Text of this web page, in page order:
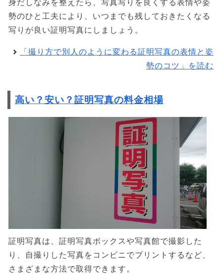
身だしなみを整えたら、写真写りを良くする表情や姿
勢のひと工夫により、いつまでも残しておきたくなる
写りが良い証明写真にしましょう。
「撮り方で別人のように変わる証明写真の表情と姿
勢のコツ」を読む
高い？安い？証明写真の料金相場
証明写真は、証明写真ボックスや写真館で撮影した
り、自撮りした写真をコンビニでプリントするなど、
さまざまな方法で取得できます。